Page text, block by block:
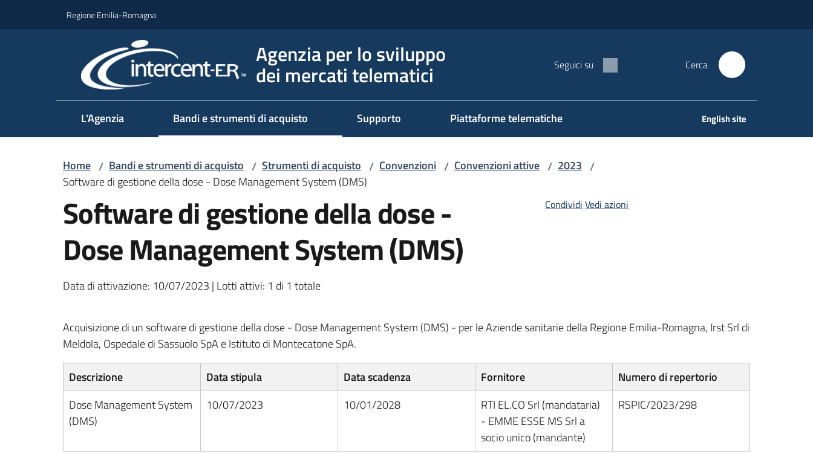
Regione Emilia-Romagna
Agenzia per lo sviluppo
dei mercati telematici Seguici su Cerca
L'Agenzia Bandi e strumenti di acquisto Supporto Piattaforme telematiche English site
Home / Bandi e strumenti di acquisto / Strumenti di acquisto / Convenzioni / Convenzioni attive / 2023 /
Software di gestione della dose - Dose Management System (DMS)
Software di gestione della dose -
Dose Management System (DMS)
Data di attivazione: 10/07/2023 | Lotti attivi: 1 di 1 totale
Condividi Vedi azioni
Acquisizione di un software di gestione della dose - Dose Management System (DMS) - per le Aziende sanitarie della Regione Emilia-Romagna, Irst Srl di
Meldola, Ospedale di Sassuolo SpA e Istituto di Montecatone SpA.
Descrizione Data stipula Data scadenza Fornitore
Numero di repertorio
Dose Management System
(DMS)
10/07/2023 10/01/2028
RTI EL.CO Srl (mandataria)
- EMME ESSE MS Srl a
socio unico (mandante)
RSPIC/2023/298